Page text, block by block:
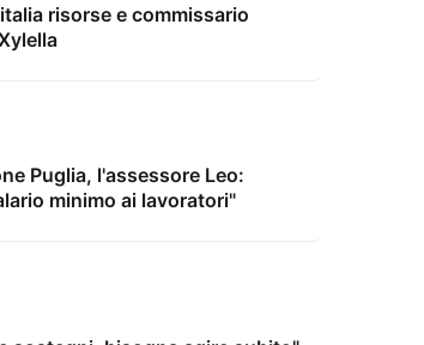
risorse e commissario
Puglia, l'assessore Leo:
minimo ai lavoratori"